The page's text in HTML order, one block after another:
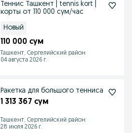
Теннис Ташкент | tennis kort |
корты от 110 000 сум/час
Новый
110 000 сум
Ташкент, Сергелийский район
04 августа 2026 г.
Ракетка для большого тенниса
1 313 367 сум
Ташкент, Сергелийский район
28 июля 2026 г.